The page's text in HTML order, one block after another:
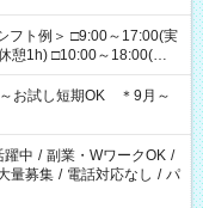
憩1h) □10:00～18:00(実
憩1h) □11:00～20:00(実
お試し短期OK ＊9月～
躍中 / 副業・WワークOK /
量募集 / 電話対応なし / パ